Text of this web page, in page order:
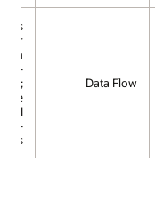
Data Flow
for
-
AI
-